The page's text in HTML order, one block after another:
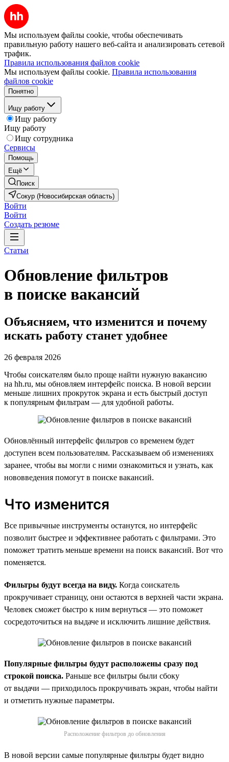
Мы используем файлы cookie, чтобы обеспечивать
правильную работу нашего веб-сайта и анализировать сетевой
трафик.
Правила использования файлов cookie
Мы используем файлы cookie. Правила использования
файлов cookie
Понятно
Ищу работу
Ищу работу
Ищу работу
Ищу сотрудника
Сервисы
Помощь
Ещё
Поиск
Сокур (Новосибирская область)
Войти
Войти
Создать резюме
Статьи
Обновление фильтров
в поиске вакансий
Объясняем, что изменится и почему
искать работу станет удобнее
26 февраля 2026
Чтобы соискателям было проще найти нужную вакансию
на hh.ru, мы обновляем интерфейс поиска. В новой версии
меньше лишних прокруток экрана и есть быстрый доступ
к популярным фильтрам — для удобной работы.
Обновлённый интерфейс фильтров со временем будет
доступен всем пользователям. Рассказываем об изменениях
заранее, чтобы вы могли с ними ознакомиться и узнать, как
нововведения помогут в поиске вакансий.
Что изменится
Все привычные инструменты останутся, но интерфейс
позволит быстрее и эффективнее работать с фильтрами. Это
поможет тратить меньше времени на поиск вакансий. Вот что
поменяется.
Фильтры будут всегда на виду. Когда соискатель
прокручивает страницу, они остаются в верхней части экрана.
Человек сможет быстро к ним вернуться — это поможет
сосредоточиться на выдаче и исключить лишние действия.
Популярные фильтры будут расположены сразу под
строкой поиска. Раньше все фильтры были сбоку
от выдачи — приходилось прокручивать экран, чтобы найти
и отметить нужные параметры.
Расположение фильтров до обновления
В новой версии самые популярные фильтры будет видно